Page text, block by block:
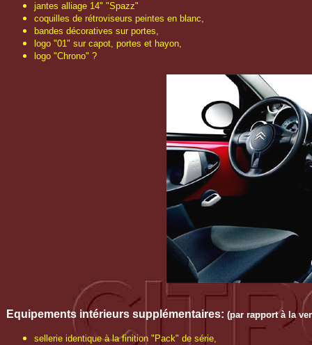
jantes alliage 14" "Spazz"
coquilles de rétroviseurs peintes en blanc,
bandes décoratives sur portes,
logo "01" sur capot, portes et hayon,
logo "Chrono" ?
Equipements intérieurs supplémentaires: (par rapport à la
sellerie identique à la finition "Pack" de série,